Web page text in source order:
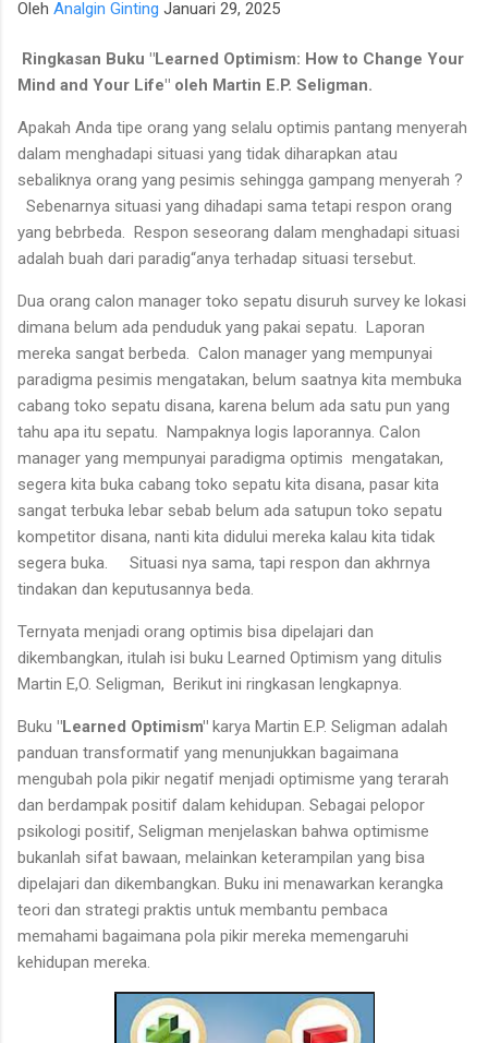
para talenta muda berpotensi tinggi seperti IM Satria Duta
yang diperkuat jajaran Master Internasional Wanita (WIM)
seperti Shafira Devi Herfesa, Laysa Latifah, Ummi Fisabilillah,
dan Chelsea Monica Ignesias Sihite memiliki kedalaman sku...
Oleh Analgin Ginting Januari 29, 2025
Ringkasan Buku "Learned Optimism: How to Change Your
Mind and Your Life" oleh Martin E.P. Seligman.
Apakah Anda tipe orang yang selalu optimis pantang menyerah
dalam menghadapi situasi yang tidak diharapkan atau
sebaliknya orang yang pesimis sehingga gampang menyerah ?
Sebenarnya situasi yang dihadapi sama tetapi respon orang
yang bebrbeda.
Respon seseorang dalam menghadapi situasi
adalah buah dari paradig“anya terhadap situasi tersebut.
Dua orang calon manager toko sepatu disuruh survey ke lokasi
dimana belum ada penduduk yang pakai sepatu.
Laporan
mereka sangat berbeda. Calon manager yang mempunyai
paradigma pesimis mengatakan, belum saatnya kita membuka
cabang toko sepatu disana, karena belum ada satu pun yang
tahu apa itu sepatu.
Nampaknya logis laporannya. Calon
manager yang mempunyai paradigma optimis mengatakan,
segera kita buka cabang toko sepatu kita disana, pasar kita
sangat terbuka lebar sebab belum ada satupun toko sepatu
kompetitor disana, nanti kita didului mereka kalau kita tidak
segera buka.
Situasi nya sama, tapi respon dan akhrnya
tindakan dan keputusannya beda.
Ternyata menjadi orang optimis bisa dipelajari dan
dikembangkan, itulah isi buku Learned Optimism yang ditulis
Martin E,O. Seligman,
Berikut ini ringkasan lengkapnya.
Buku "Learned Optimism" karya Martin E.P. Seligman adalah
panduan transformatif yang menunjukkan bagaimana
mengubah pola pikir negatif menjadi optimisme yang terarah
dan berdampak positif dalam kehidupan. Sebagai pelopor
psikologi positif, Seligman menjelaskan bahwa optimisme
bukanlah sifat bawaan, melainkan keterampilan yang bisa
dipelajari dan dikembangkan. Buku ini menawarkan kerangka
teori dan strategi praktis untuk membantu pembaca
memahami bagaimana pola pikir mereka memengaruhi
kehidupan mereka.